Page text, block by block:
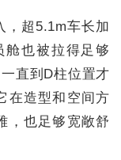
，超5.1m车长加
舱也被拉得足够
直到D柱位置才
在造型和空间方
，也足够宽敞舒